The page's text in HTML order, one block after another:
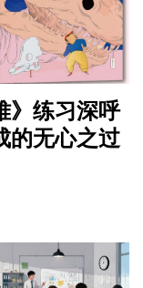
》练习深呼
的无心之过